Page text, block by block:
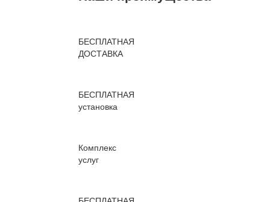
БЕСПЛАТНАЯ
ДОСТАВКА
БЕСПЛАТНАЯ
установка
Комплекс
услуг